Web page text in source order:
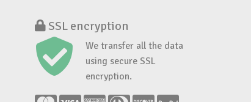
SSL encryption
We transfer all the data
using secure SSL
encryption.